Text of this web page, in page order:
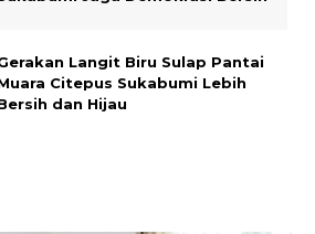
Langit Biru Sulap Pantai
Citepus Sukabumi Lebih
dan Hijau